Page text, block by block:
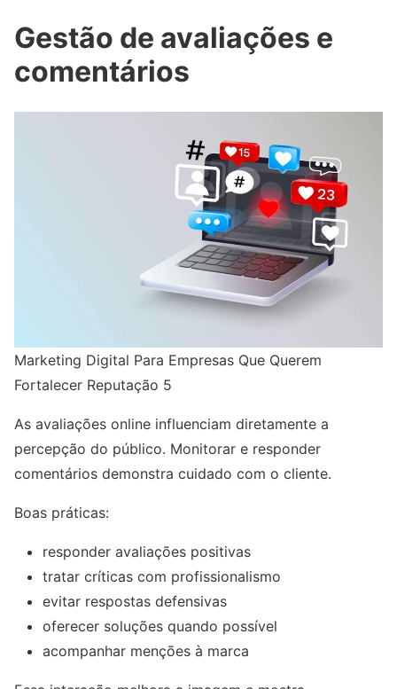
Gestão de avaliações e
comentários
Marketing Digital Para Empresas Que Querem
Fortalecer Reputação 5
As avaliações online influenciam diretamente a
percepção do público. Monitorar e responder
comentários demonstra cuidado com o cliente.
Boas práticas:
responder avaliações positivas
tratar críticas com profissionalismo
evitar respostas defensivas
oferecer soluções quando possível
acompanhar menções à marca